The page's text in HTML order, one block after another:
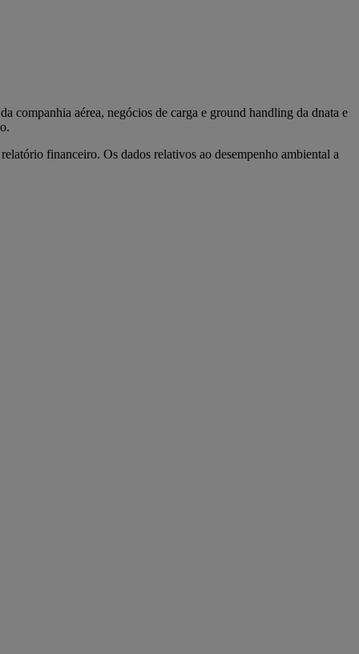
companhia aérea, negócios de carga e ground handling da dnata e
financeiro. Os dados relativos ao desempenho ambiental a